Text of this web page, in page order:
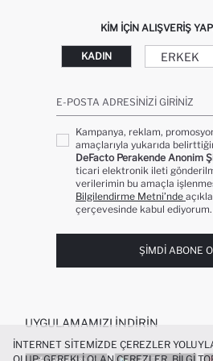
KIM IÇIN ALIŞVERIŞ
KADIN ERKEK
E-POSTA ADRESINIZI GIRINIZ
Kampanya, reklam,
amaçlarıyla yukarıda
DeFacto Perakende Anonim
ticari elektronik ileti
verilerimin bu amaçla
Bilgilendirme Metni’nde
çerçevesinde kabul ediyorum.
ŞIMDI ABONE
UYGULAMAMIZI İNDIRIN
İNTERNET SITEMIZDE ÇEREZLER